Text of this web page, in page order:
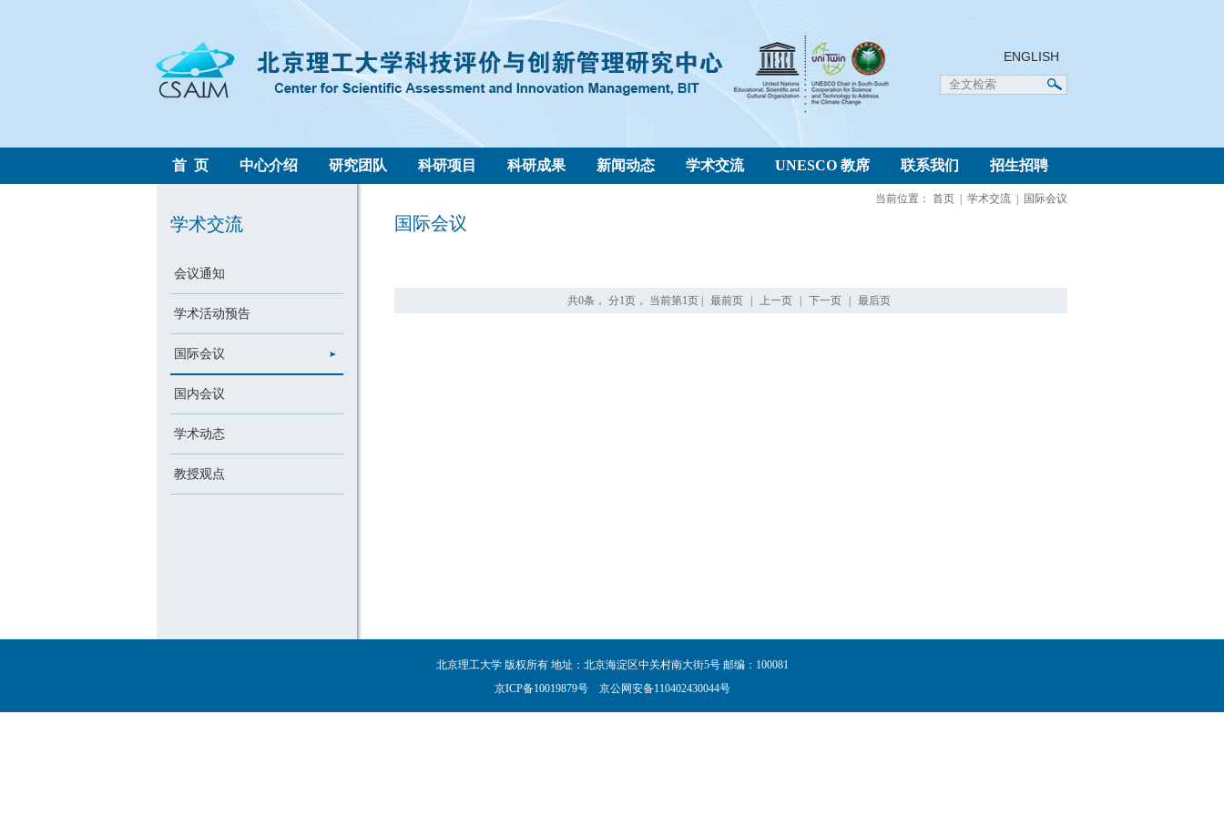
ENGLISH
首 页 中心介绍 研究团队 科研项目 科研成果 新闻动态 学术交流 UNESCO 教席 联系我们 招生招聘
学术交流
会议通知
学术活动预告
国际会议
国内会议
学术动态
教授观点
当前位置： 首页 学术交流 国际会议
国际会议
共0条， 分1页， 当前第1页 | 最前页 上一页 下一页 最后页
北京理工大学 版权所有 地址：北京海淀区中关村南大街5号 邮编：100081
京ICP备10019879号 京公网安备110402430044号